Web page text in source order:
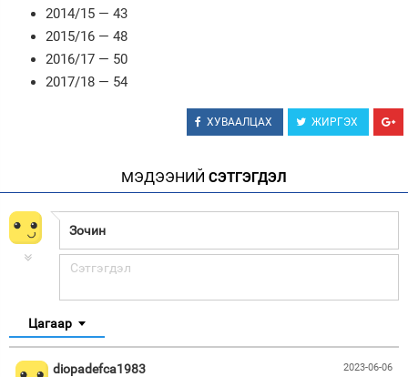
2014/15 — 43
2015/16 — 48
2016/17 — 50
2017/18 — 54
ХУВААЛЦАХ ЖИРГЭХ
МЭДЭЭНИЙ СЭТГЭГДЭЛ
Цагаар
2023-06-06
diopadefca1983